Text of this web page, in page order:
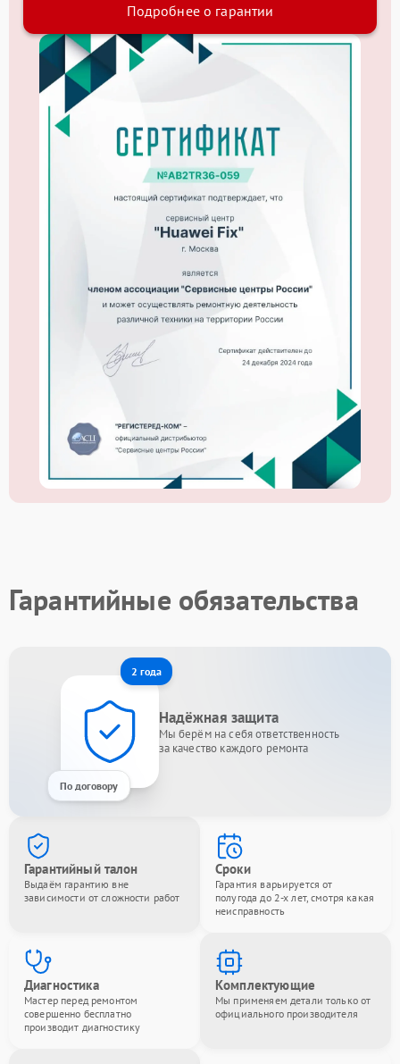
Подробнее о гарантии
Гарантийные обязательства
2 года
По договору
Надёжная защита
Мы берём на себя ответственность
за качество каждого ремонта
Гарантийный талон
Выдаём гарантию вне
зависимости от сложности работ
Сроки
Гарантия варьируется от
полугода до 2-х лет, смотря какая
неисправность
Диагностика
Мастер перед ремонтом
совершенно бесплатно
производит диагностику
Комплектующие
Мы применяем детали только от
официального производителя